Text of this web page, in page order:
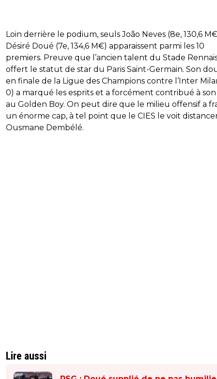
Loin derrière le podium, seuls João Neves (8e, 130,6
Désiré Doué (7e, 134,6 M€) apparaissent parmi les 10
premiers. Preuve que l’ancien talent du Stade Rennais
offert le statut de star du Paris Saint-Germain. Son
en finale de la Ligue des Champions contre l’Inter
0) a marqué les esprits et a forcément contribué à son
au Golden Boy. On peut dire que le milieu offensif a
un énorme cap, à tel point que le CIES le voit
Ousmane Dembélé.
Lire aussi